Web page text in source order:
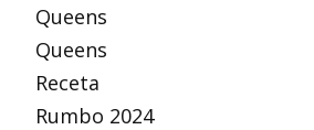
Queens
Queens
Receta
Rumbo 2024